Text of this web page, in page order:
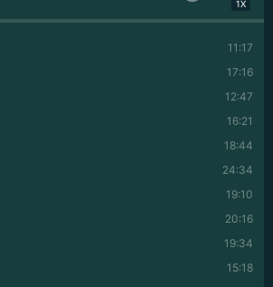
1X
11:17
17:16
12:47
16:21
18:44
24:34
19:10
20:16
19:34
15:18